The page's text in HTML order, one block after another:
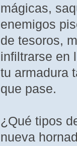
mágicas,
enemigos
de tesoros,
infiltrarse en
tu armadura
que pase.
¿Qué tipos
nueva